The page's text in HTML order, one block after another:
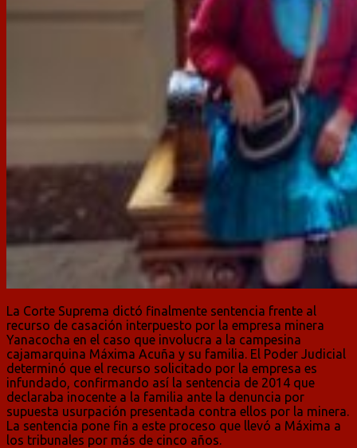
La Corte Suprema dictó finalmente sentencia frente al
recurso de casación interpuesto por la empresa minera
Yanacocha en el caso que involucra a la campesina
cajamarquina Máxima Acuña y su familia. El Poder Judicial
determinó que el recurso solicitado por la empresa es
infundado, confirmando así la sentencia de 2014 que
declaraba inocente a la familia ante la denuncia por
supuesta usurpación presentada contra ellos por la minera.
La sentencia pone fin a este proceso que llevó a Máxima a
los tribunales por más de cinco años.